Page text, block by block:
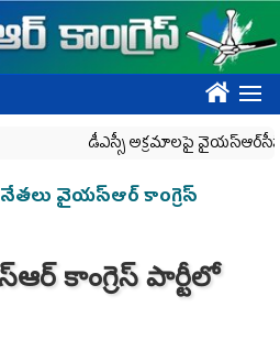
????
డీఎస్సీ అక్రమాలపై వైయ‌స్ఆర్‌సీపీ
వైయ‌స్ఆర్ కాంగ్రెస్
కాంగ్రెస్ పార్టీలో